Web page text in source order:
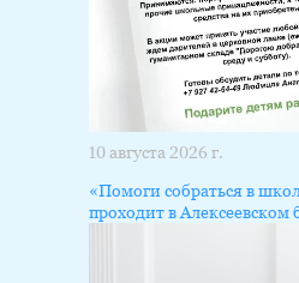
10 августа 2026 г.
«Помоги собраться в
проходит в Алексеевском